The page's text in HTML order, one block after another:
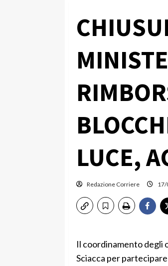
LUCE,
Redazione Corriere 17/
Il coordinamento degli
Sciacca per